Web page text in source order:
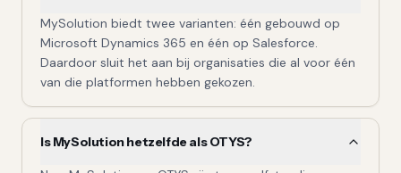
MySolution biedt twee varianten: één gebouwd op
Microsoft Dynamics 365 en één op Salesforce.
Daardoor sluit het aan bij organisaties die al voor één
van die platformen hebben gekozen.
Is MySolution hetzelfde als OTYS?